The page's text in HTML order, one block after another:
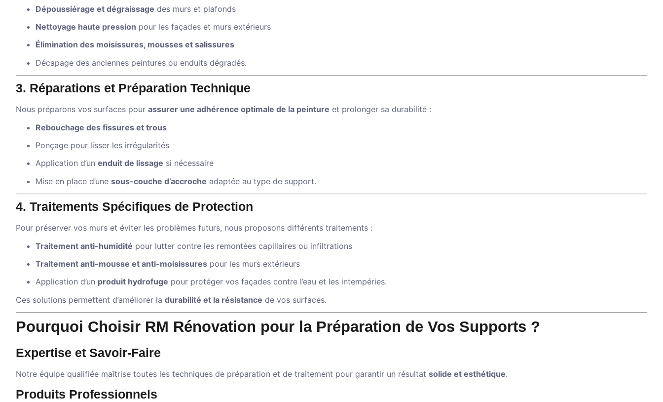
Dépoussiérage et dégraissage des murs et plafonds
Nettoyage haute pression pour les façades et murs extérieurs
Élimination des moisissures, mousses et salissures
Décapage des anciennes peintures ou enduits dégradés.
3. Réparations et Préparation Technique
Nous préparons vos surfaces pour assurer une adhérence optimale de la peinture et prolonger sa durabilité :
Rebouchage des fissures et trous
Ponçage pour lisser les irrégularités
Application d’un enduit de lissage si nécessaire
Mise en place d’une sous-couche d’accroche adaptée au type de support.
4. Traitements Spécifiques de Protection
Pour préserver vos murs et éviter les problèmes futurs, nous proposons différents traitements :
Traitement anti-humidité pour lutter contre les remontées capillaires ou infiltrations
Traitement anti-mousse et anti-moisissures pour les murs extérieurs
Application d’un produit hydrofuge pour protéger vos façades contre l’eau et les intempéries.
Ces solutions permettent d’améliorer la durabilité et la résistance de vos surfaces.
Pourquoi Choisir RM Rénovation pour la Préparation de Vos Supports ?
Expertise et Savoir-Faire
Notre équipe qualifiée maîtrise toutes les techniques de préparation et de traitement pour garantir un résultat solide et esthétique.
Produits Professionnels